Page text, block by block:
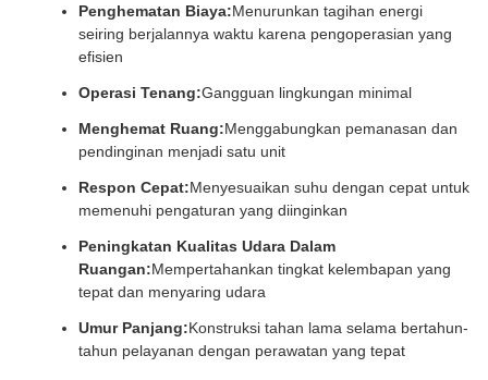
Penghematan Biaya:Menurunkan tagihan energi
seiring berjalannya waktu karena pengoperasian yang
efisien
Operasi Tenang:Gangguan lingkungan minimal
Menghemat Ruang:Menggabungkan pemanasan dan
pendinginan menjadi satu unit
Respon Cepat:Menyesuaikan suhu dengan cepat untuk
memenuhi pengaturan yang diinginkan
Peningkatan Kualitas Udara Dalam
Ruangan:Mempertahankan tingkat kelembapan yang
tepat dan menyaring udara
Umur Panjang:Konstruksi tahan lama selama bertahun-
tahun pelayanan dengan perawatan yang tepat